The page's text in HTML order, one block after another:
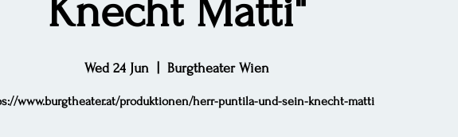
Knecht Matti"
Wed 24 Jun Burgtheater Wien
www.burgtheater.at/produktionen/herr-puntila-und-sein-knecht-matti